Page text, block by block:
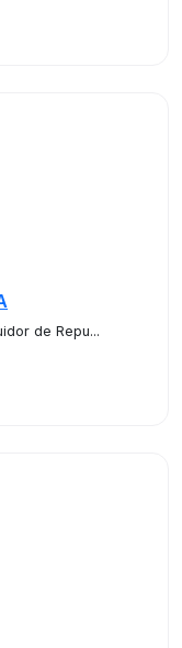
de Repu...